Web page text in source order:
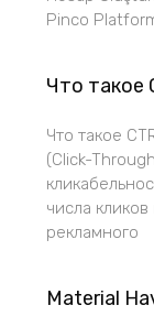
Pinco
Что такое
Что такое
(Click-
числа
рекламного
Material